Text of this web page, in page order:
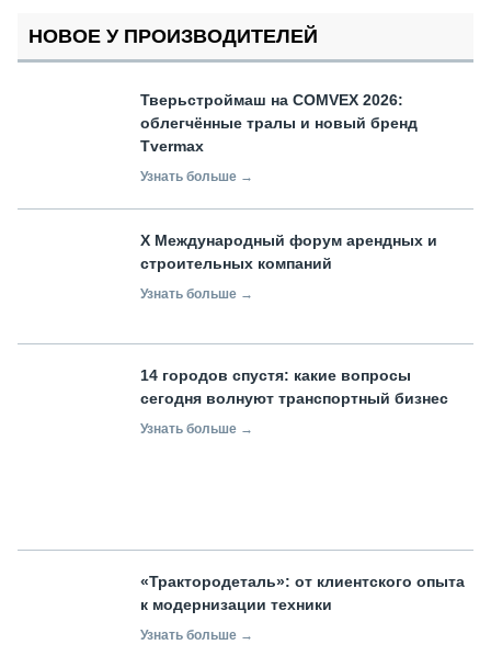
НОВОЕ У ПРОИЗВОДИТЕЛЕЙ
Тверьстроймаш на COMVEX 2026:
облегчённые тралы и новый бренд
Tvermax
Узнать больше →
X Международный форум арендных и
строительных компаний
Узнать больше →
14 городов спустя: какие вопросы
сегодня волнуют транспортный бизнес
Узнать больше →
«Трактородеталь»: от клиентского опыта
к модернизации техники
Узнать больше →